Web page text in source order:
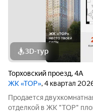
3D-тур
Торховский проезд,4А
ЖК «ТОР», 4 квартал
Продается
отделкой в ЖК "ТОР"